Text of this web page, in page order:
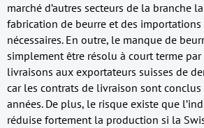
marché d’autres secteurs de la branche
fabrication de beurre et des
nécessaires. En outre, le manque de
simplement être résolu à court terme par
livraisons aux exportateurs suisses de
car les contrats de livraison sont
années. De plus, le risque existe que
réduise fortement la production si la